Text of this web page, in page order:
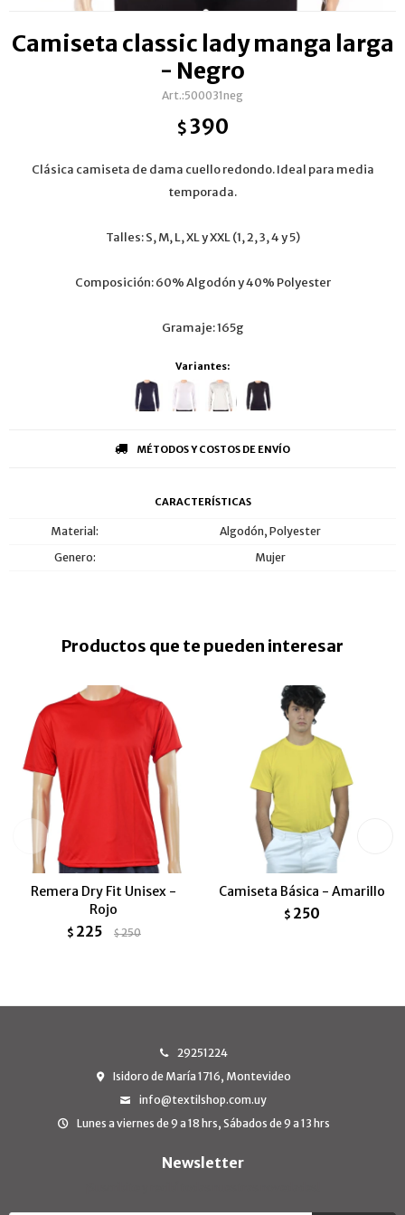
Camiseta classic lady manga larga
- Negro
500031neg
$390
Clásica camiseta de dama cuello redondo. Ideal para media
temporada.
Talles: S, M, L, XL y XXL (1, 2, 3, 4 y 5)
Composición: 60% Algodón y 40% Polyester
Gramaje: 165g
Variantes:
MÉTODOS Y COSTOS DE ENVÍO
CARACTERÍSTICAS
Material
Algodón, Polyester
Genero
Mujer
Productos que te pueden interesar
Remera Dry Fit Unisex -
Rojo
$ 225 $250
Camiseta Básica - Amarillo
$ 250
29251224
Isidoro de María 1716, Montevideo
info@textilshop.com.uy
Lunes a viernes de 9 a 18 hrs, Sábados de 9 a 13 hrs
Newsletter